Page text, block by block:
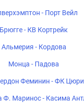
- Порт Вейл
Брюгге - КВ Кортрейк
Альмерия - Кордова
Монца - Падова
Феминин - ФК
Ф. Маринос - Касима